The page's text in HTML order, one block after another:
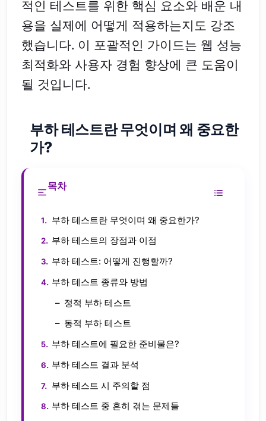
적인 테스트를 위한 핵심 요소와 배운 내
용을 실제에 어떻게 적용하는지도 강조
했습니다. 이 포괄적인 가이드는 웹 성능
최적화와 사용자 경험 향상에 큰 도움이
될 것입니다.
부하 테스트란 무엇이며 왜 중요한
가?
목차
부하 테스트란 무엇이며 왜 중요한가?
부하 테스트의 장점과 이점
부하 테스트: 어떻게 진행할까?
부하 테스트 종류와 방법
정적 부하 테스트
동적 부하 테스트
부하 테스트에 필요한 준비물은?
부하 테스트 결과 분석
부하 테스트 시 주의할 점
부하 테스트 중 흔히 겪는 문제들